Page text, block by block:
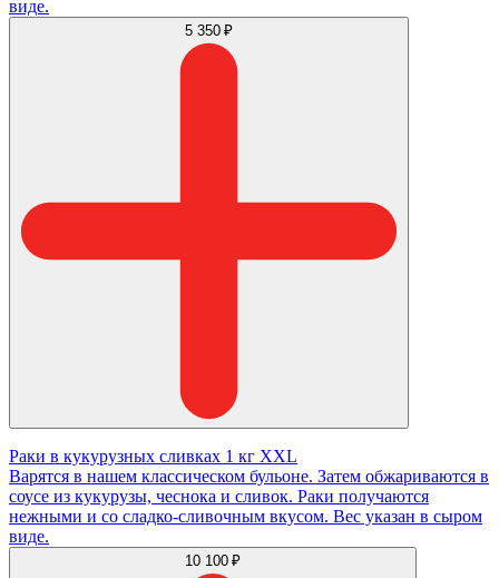
виде.
5 350 ₽
Раки в кукурузных сливках 1 кг XXL
Варятся в нашем классическом бульоне. Затем обжариваются в
соусе из кукурузы, чеснока и сливок. Раки получаются
нежными и со сладко-сливочным вкусом. Вес указан в сыром
виде.
10 100 ₽